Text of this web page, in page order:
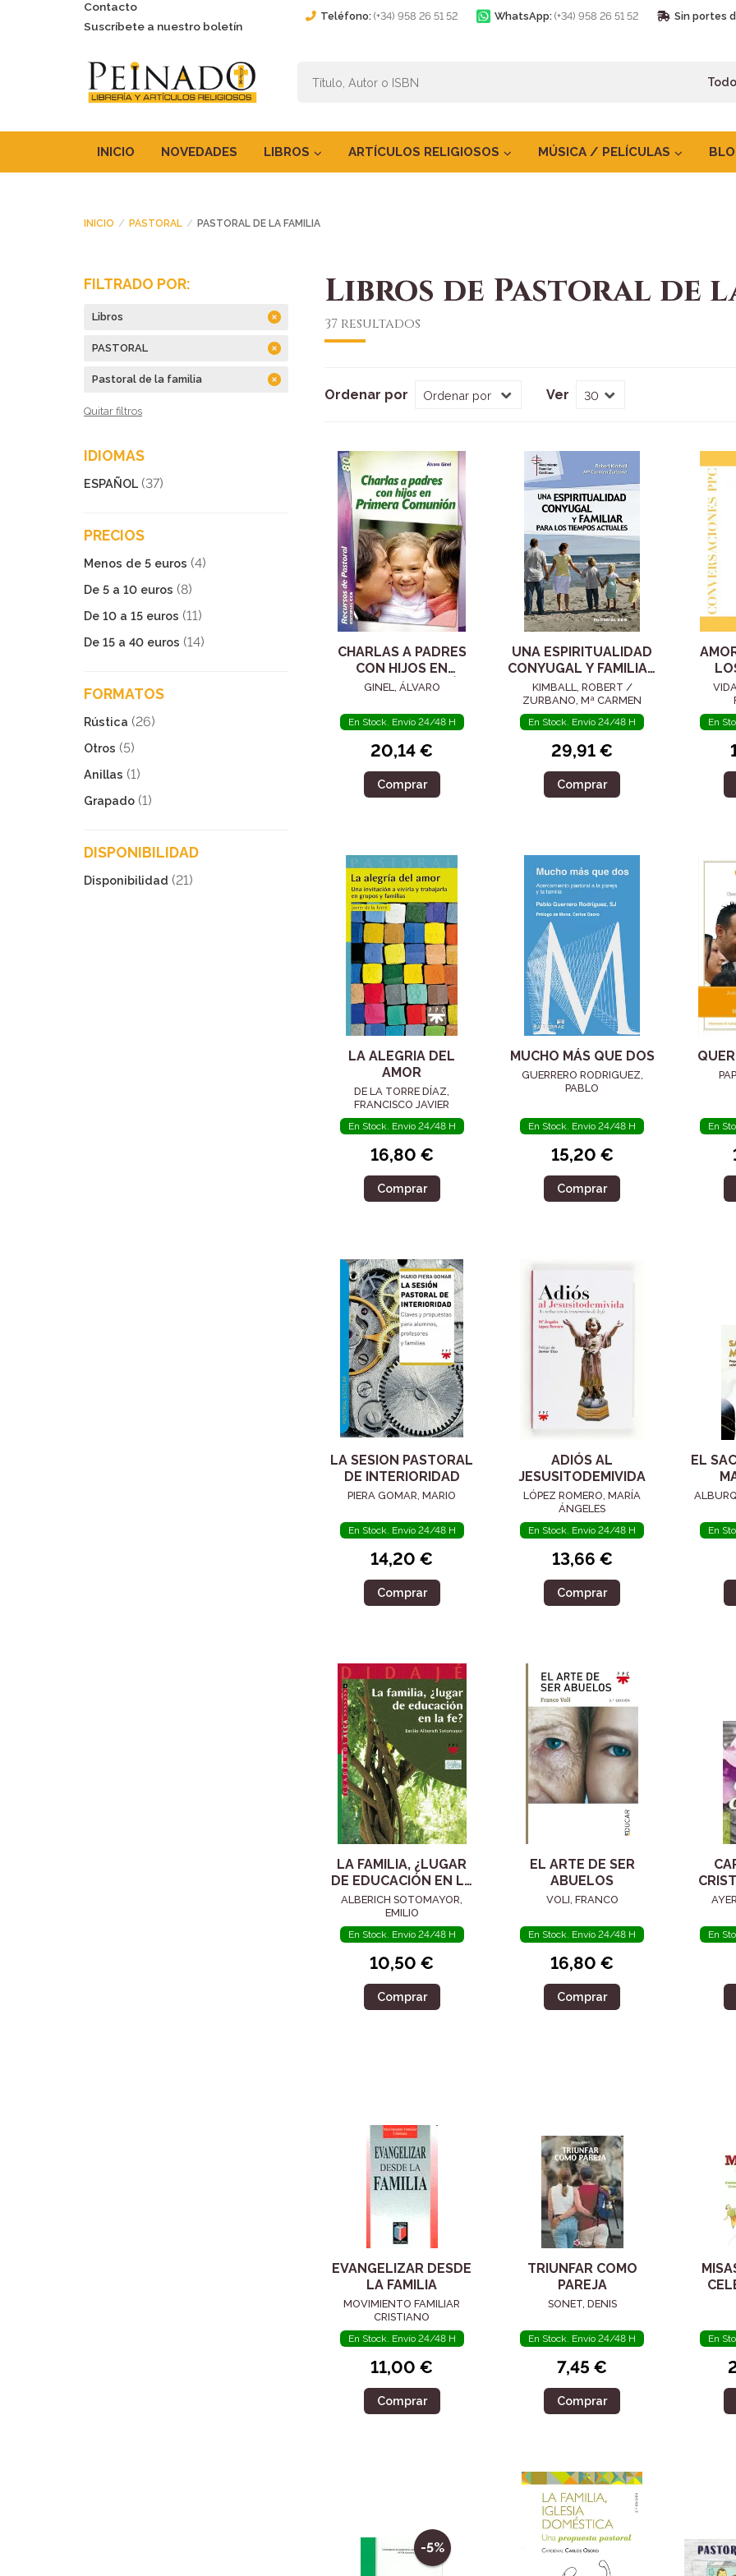
Contacto
Suscríbete a nuestro boletín
Teléfono: (+34) 958 26 51 52 WhatsApp: (+34) 958 26 51 52 Sin portes
INICIO NOVEDADES LIBROS ARTÍCULOS RELIGIOSOS MÚSICA / PELÍCULAS
INICIO PASTORAL PASTORAL DE LA FAMILIA
Libros de Pastoral de
37 resultados
Ordenar por Ver
CHARLAS A PADRES
CON HIJOS EN
PRIMERA COMUNIÓN
GINEL, ÁLVARO
En Stock. Envío 24/48 H
20,14 €
Comprar
UNA ESPIRITUALIDAD
CONYUGAL Y FAMILIAR
PARA LOS TIEMPOS
ACTUALES
KIMBALL, ROBERT /
ZURBANO, Mª CARMEN
En Stock. Envío 24/48 H
29,91 €
Comprar
En
LA ALEGRIA DEL
AMOR
DE LA TORRE DÍAZ,
FRANCISCO JAVIER
En Stock. Envío 24/48 H
16,80 €
Comprar
MUCHO MÁS QUE DOS
GUERRERO RODRIGUEZ,
PABLO
En Stock. Envío 24/48 H
15,20 €
Comprar
En
LA SESION PASTORAL
DE INTERIORIDAD
PIERA GOMAR, MARIO
En Stock. Envío 24/48 H
14,20 €
Comprar
ADIÓS AL
JESUSITODEMIVIDA
LÓPEZ ROMERO, MARÍA
ÁNGELES
En Stock. Envío 24/48 H
13,66 €
Comprar
EL
En
LA FAMILIA, ¿LUGAR
DE EDUCACIÓN EN LA
FE?
ALBERICH SOTOMAYOR,
EMILIO
En Stock. Envío 24/48 H
10,50 €
Comprar
EL ARTE DE SER
ABUELOS
VOLI, FRANCO
En Stock. Envío 24/48 H
16,80 €
Comprar
En
EVANGELIZAR DESDE
LA FAMILIA
MOVIMIENTO FAMILIAR
CRISTIANO
En Stock. Envío 24/48 H
11,00 €
Comprar
TRIUNFAR COMO
PAREJA
SONET, DENIS
En Stock. Envío 24/48 H
7,45 €
Comprar
En
-5%
FILTRADO POR:
Libros
PASTORAL
Pastoral de la familia
Quitar filtros
IDIOMAS
ESPAÑOL (37)
PRECIOS
Menos de 5 euros (4)
De 5 a 10 euros (8)
De 10 a 15 euros (11)
De 15 a 40 euros (14)
FORMATOS
Rústica (26)
Otros (5)
Anillas (1)
Grapado (1)
DISPONIBILIDAD
Disponibilidad (21)